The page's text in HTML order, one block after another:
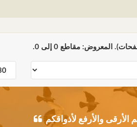
الأرقى والأرفع لأذواقكم